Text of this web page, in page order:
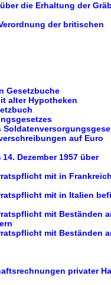
die Erhaltung der
der britischen
Gesetzbuche
alter Hypotheken
auf Euro
Dezember 1957 über
mit in Frankreich
mit in Italien
mit Beständen
mit Beständen
privater